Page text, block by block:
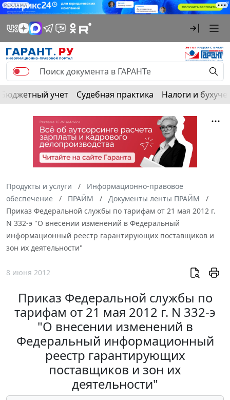
РЕКЛАМА
Бюджетный учет Судебная практика Налоги и
Продукты и услуги
Информационно-правовое
обеспечение
ПРАЙМ
Документы ленты ПРАЙМ
Приказ Федеральной службы по тарифам от 21 мая 2012 г.
N 332-э "О внесении изменений в Федеральный
информационный реестр гарантирующих поставщиков и
зон их деятельности"
8 июня 2012
Приказ Федеральной службы по
тарифам от 21 мая 2012 г. N 332-э
"О внесении изменений в
Федеральный информационный
реестр гарантирующих
поставщиков и зон их
деятельности"